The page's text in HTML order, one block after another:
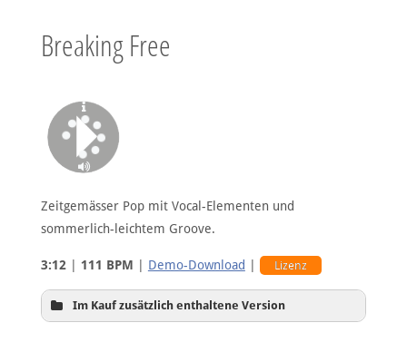
Breaking Free
Zeitgemässer Pop mit Vocal-Elementen und
sommerlich-leichtem Groove.
3:12| 111 BPM Demo-Download Lizenz
Im Kauf zusätzlich enthaltene Version